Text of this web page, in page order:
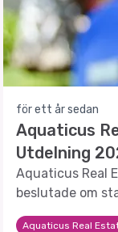
för ett år sedan
Aquaticus
Utdelning
Aquaticus Real
beslutade om
Aquaticus Real